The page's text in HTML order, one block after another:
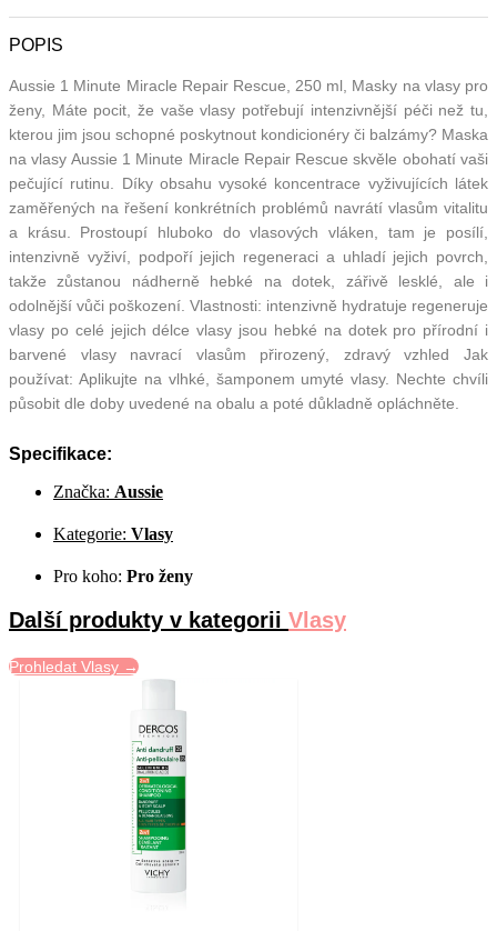
POPIS
Aussie 1 Minute Miracle Repair Rescue, 250 ml, Masky na vlasy pro
ženy, Máte pocit, že vaše vlasy potřebují intenzivnější péči než tu,
kterou jim jsou schopné poskytnout kondicionéry či balzámy? Maska
na vlasy Aussie 1 Minute Miracle Repair Rescue skvěle obohatí vaši
pečující rutinu. Díky obsahu vysoké koncentrace vyživujících látek
zaměřených na řešení konkrétních problémů navrátí vlasům vitalitu
a krásu. Prostoupí hluboko do vlasových vláken, tam je posílí,
intenzivně vyživí, podpoří jejich regeneraci a uhladí jejich povrch,
takže zůstanou nádherně hebké na dotek, zářivě lesklé, ale i
odolnější vůči poškození. Vlastnosti: intenzivně hydratuje regeneruje
vlasy po celé jejich délce vlasy jsou hebké na dotek pro přírodní i
barvené vlasy navrací vlasům přirozený, zdravý vzhled Jak
používat: Aplikujte na vlhké, šamponem umyté vlasy. Nechte chvíli
působit dle doby uvedené na obalu a poté důkladně opláchněte.
Specifikace:
Značka: Aussie
Kategorie: Vlasy
Pro koho: Pro ženy
Další produkty v kategorii Vlasy
Prohledat Vlasy →